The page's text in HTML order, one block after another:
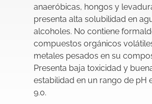
anaeróbicas, hongos y
presenta alta solubilidad en
alcoholes. No contiene
compuestos orgánicos
metales pesados en su
Presenta baja toxicidad y
estabilidad en un rango de pH
9.0.